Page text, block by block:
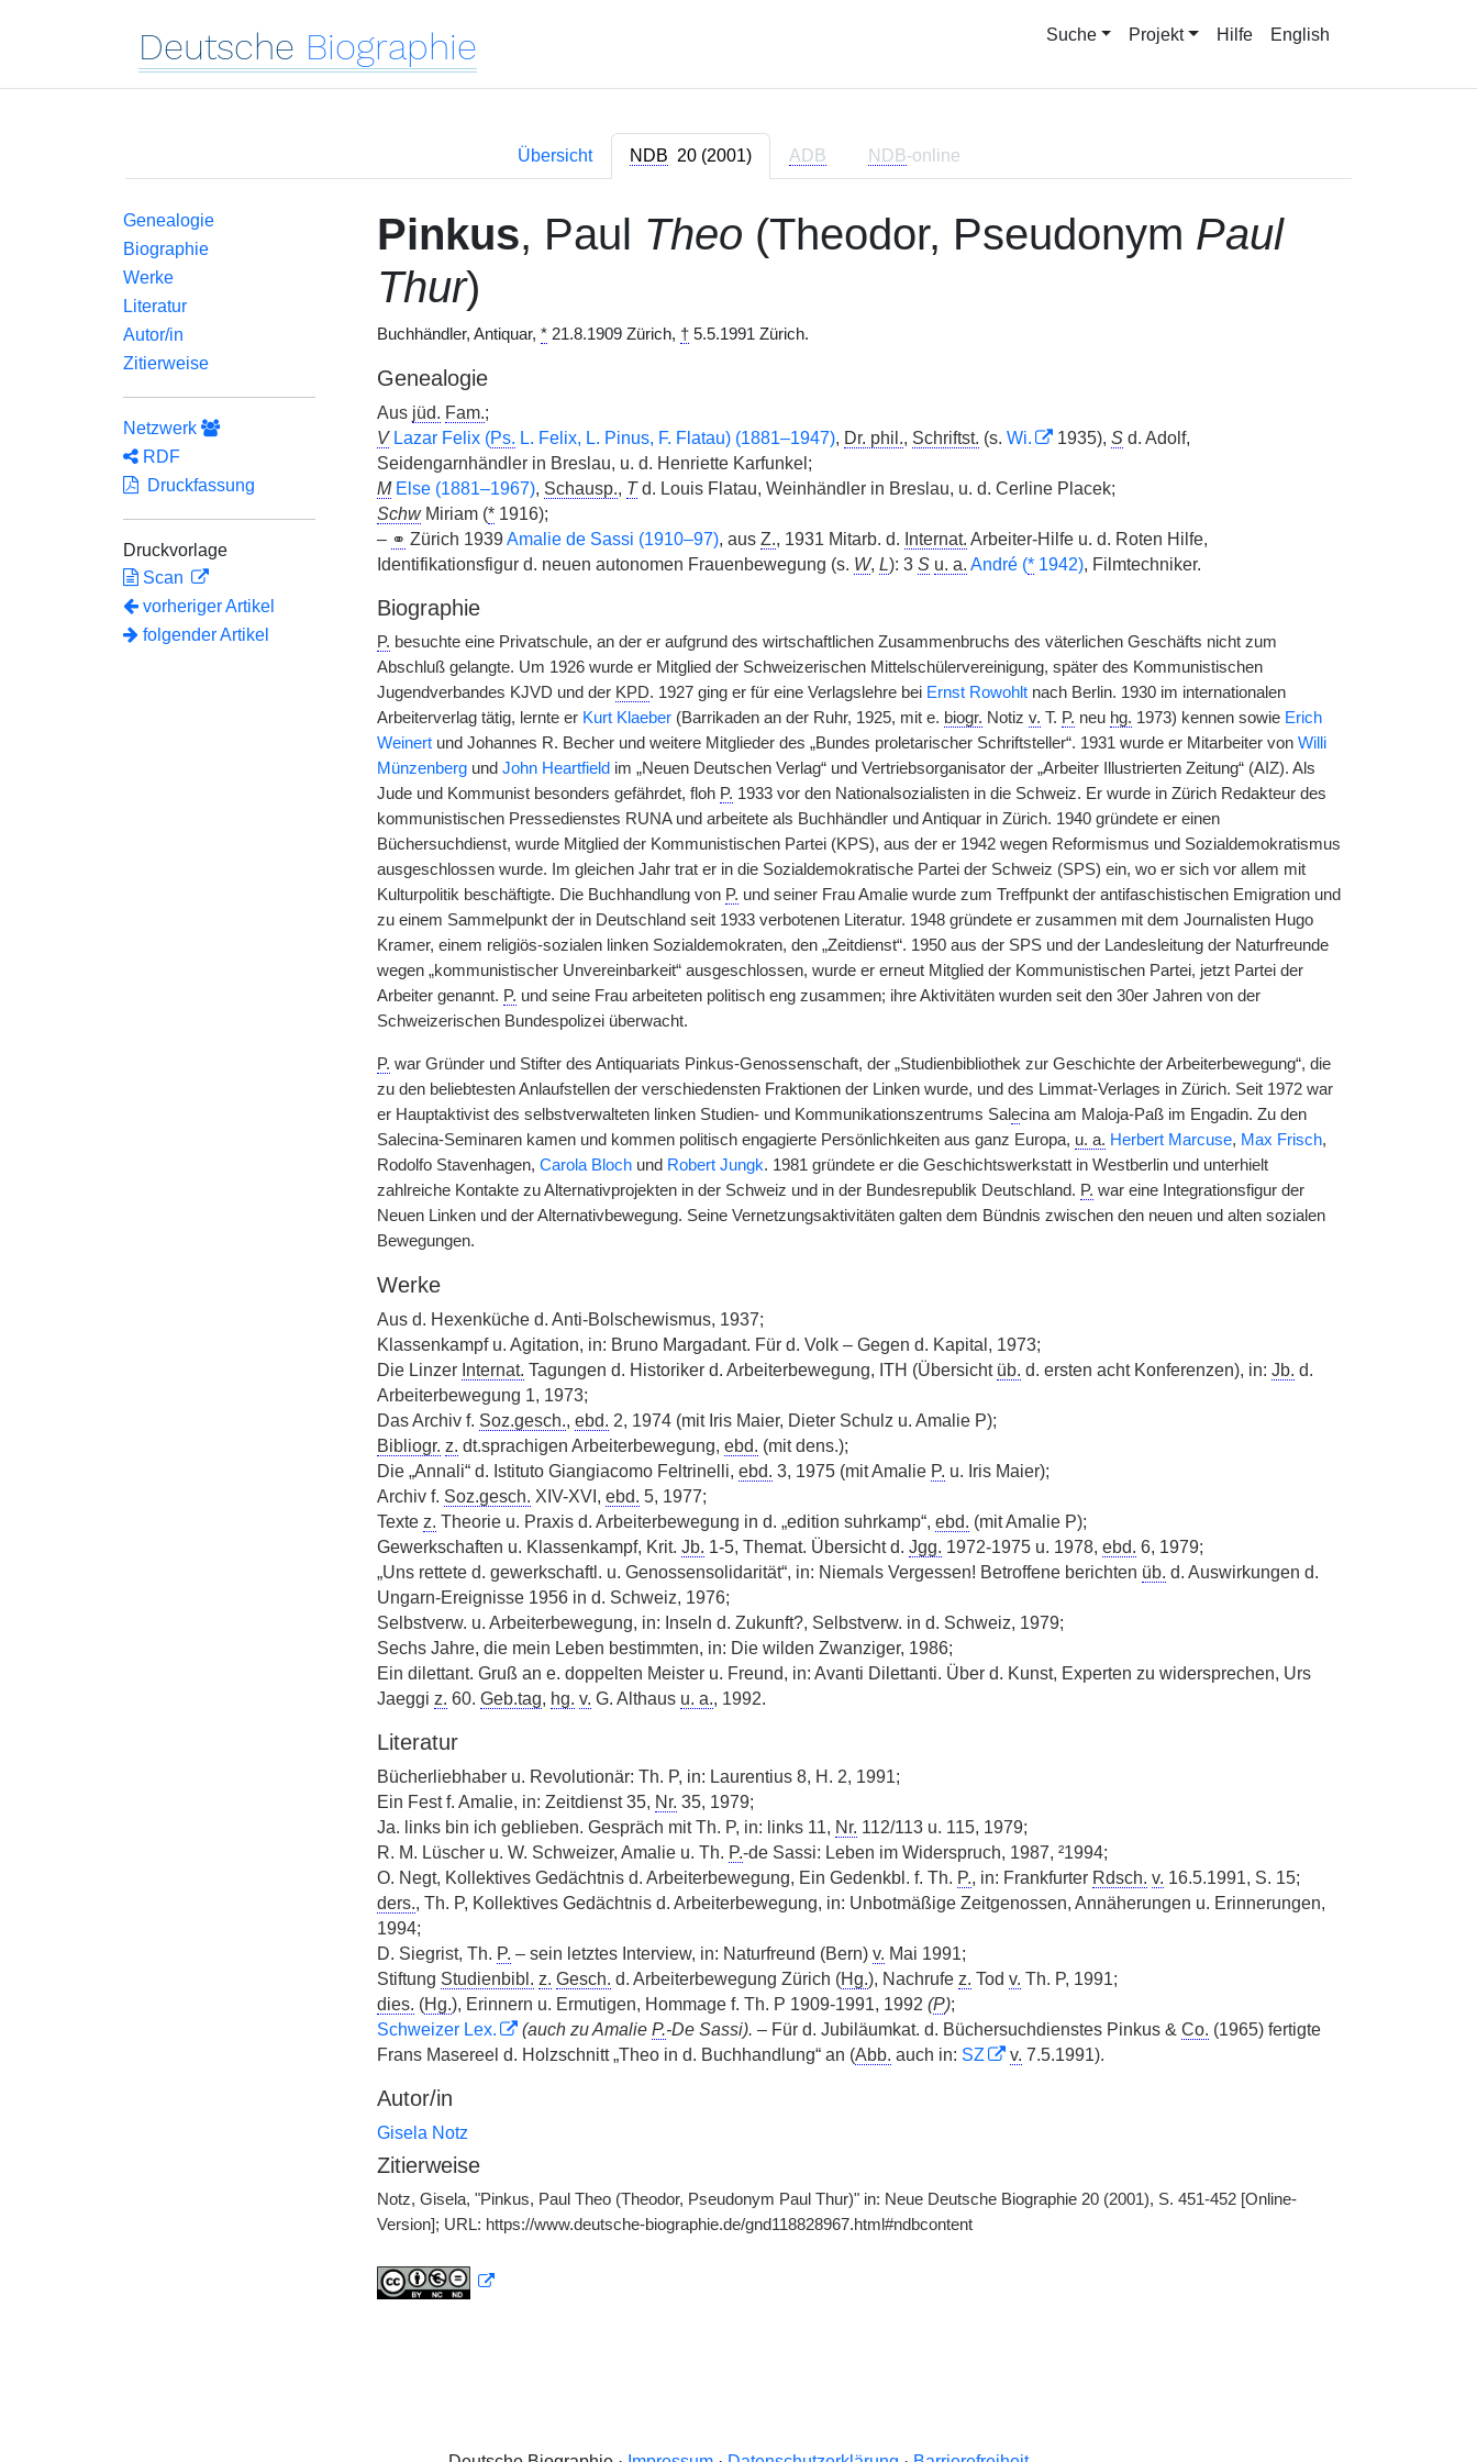
Deutsche Biographie Suche Projekt Hilfe English
Übersicht NDB 20 (2001) ADB NDB-online
Genealogie
Biographie
Werke
Literatur
Autor/in
Zitierweise
Netzwerk
RDF
Druckfassung
Druckvorlage
Scan
vorheriger Artikel
folgender Artikel
Pinkus, Paul Theo (Theodor, Pseudonym Paul
Thur)
Buchhändler, Antiquar, *21.8.1909 Zürich, †5.5.1991 Zürich.
Genealogie
Aus jüd. Fam.;
V Lazar Felix (Ps. L. Felix, L. Pinus, F. Flatau) (1881–1947), Dr. phil., Schriftst. (s. Wi. 1935), Sd. Adolf,
Seidengarnhändler in Breslau, u. d. Henriette Karfunkel;
M Else (1881–1967), Schausp., Td. Louis Flatau, Weinhändler in Breslau, u. d. Cerline Placek;
SchwMiriam (*1916);
– ⚭ Zürich 1939Amalie de Sassi (1910–97), aus Z., 1931 Mitarb. d. Internat. Arbeiter-Hilfe u. d. Roten Hilfe,
Identifikationsfigur d. neuen autonomen Frauenbewegung (s. W, L): 3 S u. a. André (*1942), Filmtechniker.
Biographie
P. besuchte eine Privatschule, an der er aufgrund des wirtschaftlichen Zusammenbruchs des väterlichen Geschäfts nicht zum
Abschluß gelangte. Um 1926 wurde er Mitglied der Schweizerischen Mittelschülervereinigung, später des Kommunistischen
Jugendverbandes KJVD und der KPD. 1927 ging er für eine Verlagslehre bei Ernst Rowohltnach Berlin. 1930 im internationalen
Arbeiterverlag tätig, lernte er Kurt Klaeber(Barrikaden an der Ruhr, 1925, mit e. biogr. Notiz v. T. P. neu hg. 1973) kennen sowie Erich
Weinertund Johannes R. Becher und weitere Mitglieder des „Bundes proletarischer Schriftsteller“. 1931 wurde er Mitarbeiter von Willi
Münzenbergund John Heartfield im „Neuen Deutschen Verlag“ und Vertriebsorganisator der „Arbeiter Illustrierten Zeitung“ (AIZ). Als
Jude und Kommunist besonders gefährdet, floh P. 1933 vor den Nationalsozialisten in die Schweiz. Er wurde in Zürich Redakteur des
kommunistischen Pressedienstes RUNA und arbeitete als Buchhändler und Antiquar in Zürich. 1940 gründete er einen
Büchersuchdienst, wurde Mitglied der Kommunistischen Partei (KPS), aus der er 1942 wegen Reformismus und Sozialdemokratismus
ausgeschlossen wurde. Im gleichen Jahr trat er in die Sozialdemokratische Partei der Schweiz (SPS) ein, wo er sich vor allem mit
Kulturpolitik beschäftigte. Die Buchhandlung von P. und seiner Frau Amalie wurde zum Treffpunkt der antifaschistischen Emigration und
zu einem Sammelpunkt der in Deutschland seit 1933 verbotenen Literatur. 1948 gründete er zusammen mit dem Journalisten Hugo
Kramer, einem religiös-sozialen linken Sozialdemokraten, den „Zeitdienst“. 1950 aus der SPS und der Landesleitung der Naturfreunde
wegen „kommunistischer Unvereinbarkeit“ ausgeschlossen, wurde er erneut Mitglied der Kommunistischen Partei, jetzt Partei der
Arbeiter genannt. P. und seine Frau arbeiteten politisch eng zusammen; ihre Aktivitäten wurden seit den 30er Jahren von der
Schweizerischen Bundespolizei überwacht.
P. war Gründer und Stifter des Antiquariats Pinkus-Genossenschaft, der „Studienbibliothek zur Geschichte der Arbeiterbewegung“, die
zu den beliebtesten Anlaufstellen der verschiedensten Fraktionen der Linken wurde, und des Limmat-Verlages in Zürich. Seit 1972 war
er Hauptaktivist des selbstverwalteten linken Studien- und Kommunikationszentrums Salecina am Maloja-Paß im Engadin. Zu den
Salecina-Seminaren kamen und kommen politisch engagierte Persönlichkeiten aus ganz Europa, u. a. Herbert Marcuse, Max Frisch,
Rodolfo Stavenhagen, Carola Blochund Robert Jungk. 1981 gründete er die Geschichtswerkstatt in Westberlin und unterhielt
zahlreiche Kontakte zu Alternativprojekten in der Schweiz und in der Bundesrepublik Deutschland. P. war eine Integrationsfigur der
Neuen Linken und der Alternativbewegung. Seine Vernetzungsaktivitäten galten dem Bündnis zwischen den neuen und alten sozialen
Bewegungen.
Werke
Aus d. Hexenküche d. Anti-Bolschewismus, 1937;
Klassenkampf u. Agitation, in: Bruno Margadant. Für d. Volk – Gegen d. Kapital, 1973;
Die Linzer Internat. Tagungen d. Historiker d. Arbeiterbewegung, ITH (Übersicht üb. d. ersten acht Konferenzen), in: Jb. d.
Arbeiterbewegung 1, 1973;
Das Archiv f. Soz.gesch., ebd. 2, 1974 (mit Iris Maier, Dieter Schulz u. Amalie P);
Bibliogr. z. dt.sprachigen Arbeiterbewegung, ebd. (mit dens.);
Die „Annali“ d. Istituto Giangiacomo Feltrinelli, ebd. 3, 1975 (mit Amalie P. u. Iris Maier);
Archiv f. Soz.gesch. XIV-XVI, ebd. 5, 1977;
Texte z. Theorie u. Praxis d. Arbeiterbewegung in d. „edition suhrkamp“, ebd. (mit Amalie P);
Gewerkschaften u. Klassenkampf, Krit. Jb. 1-5, Themat. Übersicht d. Jgg. 1972-1975 u. 1978, ebd. 6, 1979;
„Uns rettete d. gewerkschaftl. u. Genossensolidarität“, in: Niemals Vergessen! Betroffene berichten üb. d. Auswirkungen d.
Ungarn-Ereignisse 1956 in d. Schweiz, 1976;
Selbstverw. u. Arbeiterbewegung, in: Inseln d. Zukunft?, Selbstverw. in d. Schweiz, 1979;
Sechs Jahre, die mein Leben bestimmten, in: Die wilden Zwanziger, 1986;
Ein dilettant. Gruß an e. doppelten Meister u. Freund, in: Avanti Dilettanti. Über d. Kunst, Experten zu widersprechen, Urs
Jaeggi z. 60. Geb.tag, hg. v. G. Althaus u. a., 1992.
Literatur
Bücherliebhaber u. Revolutionär: Th. P, in: Laurentius 8, H. 2, 1991;
Ein Fest f. Amalie, in: Zeitdienst 35, Nr. 35, 1979;
Ja. links bin ich geblieben. Gespräch mit Th. P, in: links 11, Nr. 112/113 u. 115, 1979;
R. M. Lüscher u. W. Schweizer, Amalie u. Th. P.-de Sassi: Leben im Widerspruch, 1987, ²1994;
O. Negt, Kollektives Gedächtnis d. Arbeiterbewegung, Ein Gedenkbl. f. Th. P., in: Frankfurter Rdsch. v. 16.5.1991, S. 15;
ders., Th. P, Kollektives Gedächtnis d. Arbeiterbewegung, in: Unbotmäßige Zeitgenossen, Annäherungen u. Erinnerungen,
1994;
D. Siegrist, Th. P. – sein letztes Interview, in: Naturfreund (Bern) v. Mai 1991;
Stiftung Studienbibl. z. Gesch. d. Arbeiterbewegung Zürich (Hg.), Nachrufe z. Tod v. Th. P, 1991;
dies. (Hg.), Erinnern u. Ermutigen, Hommage f. Th. P 1909-1991, 1992 (P);
Schweizer Lex.
(auch zu Amalie P.-De Sassi). – Für d. Jubiläumkat. d. Büchersuchdienstes Pinkus & Co. (1965) fertigte
Frans Masereel d. Holzschnitt „Theo in d. Buchhandlung“ an (Abb. auch in: SZ v. 7.5.1991).
Autor/in
Gisela Notz
Zitierweise
Notz, Gisela, "Pinkus, Paul Theo (Theodor, Pseudonym Paul Thur)" in: Neue Deutsche Biographie 20 (2001), S. 451-452 [Online-
Version]; URL: https://www.deutsche-biographie.de/gnd118828967.html#ndbcontent